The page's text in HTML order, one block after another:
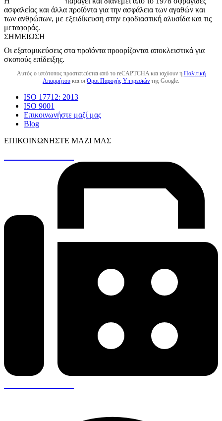
ασφαλείας και άλλα προϊόντα για την ασφάλεια των αγαθών και
των ανθρώπων, με εξειδίκευση στην εφοδιαστική αλυσίδα και τις
μεταφοράς.
ΣΗΜΕΊΩΣΗ
Οι εξατομικεύσεις στα προϊόντα προορίζονται αποκλειστικά για
σκοπούς επίδειξης.
Αυτός ο ιστότοπος προστατεύεται από το reCAPTCHA και ισχύουν η Πολιτική
Απορρήτου και οιΌροι Παροχής Υπηρεσιών της Google.
ISO 17712: 2013
ISO 9001
Επικοινωνήστε μαζί μας
Blog
ΕΠΙΚΟΙΝΩΝΉΣΤΕ ΜΑΖΊ ΜΑΣ